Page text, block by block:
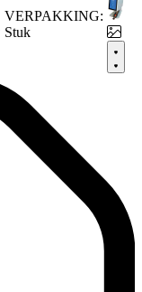
VERPAKKING:
Stuk